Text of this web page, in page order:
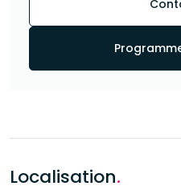
Localisation.